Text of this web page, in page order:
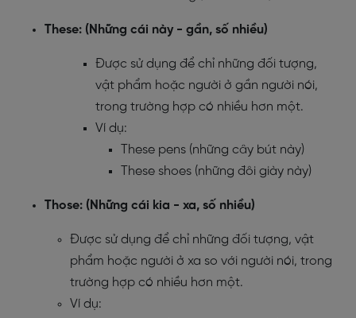
These: (Những cái này - gần, số nhiều)
Được sử dụng để chỉ những đối tượng,
vật phẩm hoặc người ở gần người nói,
trong trường hợp có nhiều hơn một.
Ví dụ:
These pens (những cây bút này)
These shoes (những đôi giày này)
Those: (Những cái kia - xa, số nhiều)
Được sử dụng để chỉ những đối tượng, vật
phẩm hoặc người ở xa so với người nói, trong
trường hợp có nhiều hơn một.
Ví dụ: